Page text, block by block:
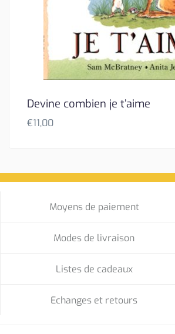
Devine combien je t’aime
€11,00
Moyens de paiement
Modes de livraison
Listes de cadeaux
Echanges et retours